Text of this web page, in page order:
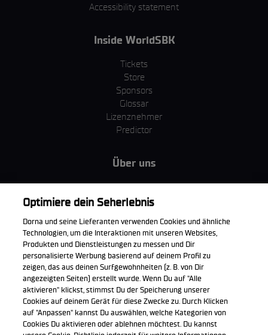
Accessibility statement
Inside WorldSBK
Tickets
Store
Sponsors
Glossar
Lizenznehmer
Predictor
Über uns
MotoGP Group
Cookie Richtlinien
Unternehmen & ESG
Datenschutzerklärung
Kaufrichtlinie
Die offizielle WorldSBK App herunterladen
Optimiere dein Seherlebnis
Dorna und seine Lieferanten verwenden Cookies und ähnliche
Technologien, um die Interaktionen mit unseren Websites,
Produkten und Dienstleistungen zu messen und Dir
personalisierte Werbung basierend auf deinem Profil zu
zeigen, das aus deinen Surfgewohnheiten (z. B. von Dir
angezeigten Seiten) erstellt wurde. Wenn Du auf "Alle
aktivieren" klickst, stimmst Du der Speicherung unserer
Cookies auf deinem Gerät für diese Zwecke zu. Durch Klicken
auf "Anpassen" kannst Du auswählen, welche Kategorien von
Cookies Du aktivieren oder ablehnen möchtest. Du kannst